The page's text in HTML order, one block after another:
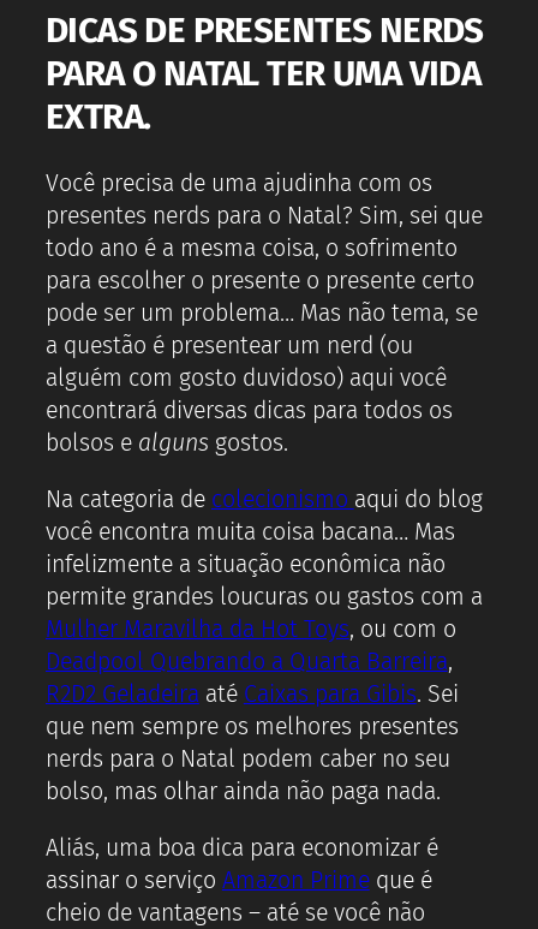
DICAS DE PRESENTES NERDS
PARA O NATAL TER UMA VIDA
EXTRA.
Você precisa de uma ajudinha com os
presentes nerds para o Natal? Sim, sei que
todo ano é a mesma coisa, o sofrimento
para escolher o presente o presente certo
pode ser um problema… Mas não tema, se
a questão é presentear um nerd (ou
alguém com gosto duvidoso) aqui você
encontrará diversas dicas para todos os
bolsos e alguns gostos.
Na categoria de colecionismo aqui do blog
você encontra muita coisa bacana… Mas
infelizmente a situação econômica não
permite grandes loucuras ou gastos com a
Mulher Maravilha da Hot Toys, ou com o
Deadpool Quebrando a Quarta Barreira,
R2D2 Geladeira até Caixas para Gibis. Sei
que nem sempre os melhores presentes
nerds para o Natal podem caber no seu
bolso, mas olhar ainda não paga nada.
Aliás, uma boa dica para economizar é
assinar o serviço Amazon Primeque é
cheio de vantagens – até se você não